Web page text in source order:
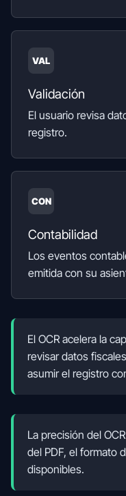
VAL
Validación
El usuario revisa
registro.
CON
Contabilidad
Los eventos
emitida con su
El OCR acelera la
revisar datos
asumir el registro
La precisión del
del PDF, el formato
disponibles.